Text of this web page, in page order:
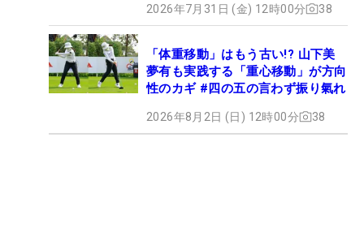
2026年7月31日 (金) 12時00分 38
「体重移動」はもう古い!? 山下美
夢有も実践する「重心移動」が方向
性のカギ #四の五の言わず振り氣れ
2026年8月2日 (日) 12時00分 38